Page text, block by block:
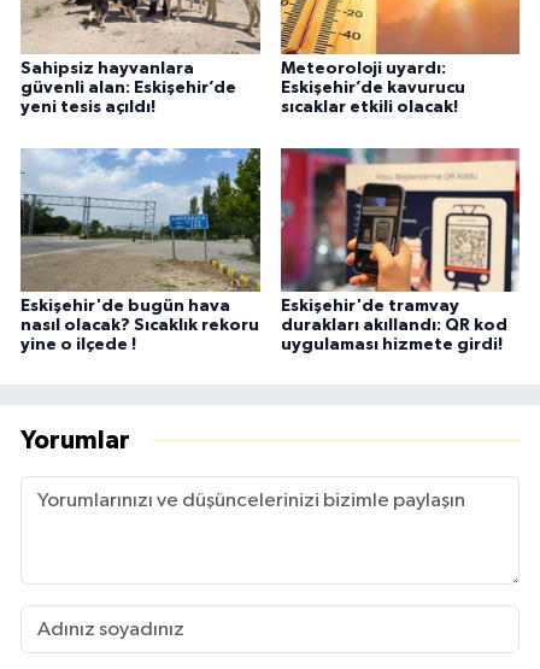
Sahipsiz hayvanlara
güvenli alan: Eskişehir’de
yeni tesis açıldı!
Meteoroloji uyardı:
Eskişehir’de kavurucu
sıcaklar etkili olacak!
Eskişehir'de bugün hava
nasıl olacak? Sıcaklık rekoru
yine o ilçede !
Eskişehir'de tramvay
durakları akıllandı: QR kod
uygulaması hizmete girdi!
Yorumlar